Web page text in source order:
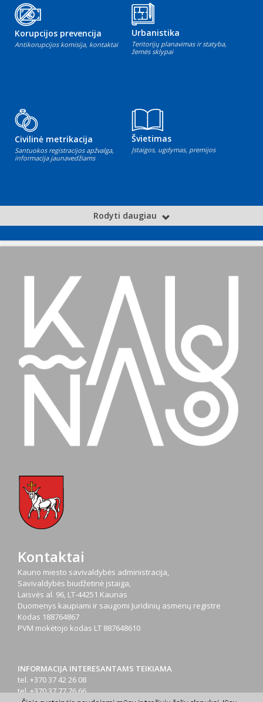
Korupcijos prevencija
Antikorupcijos komisija, kontaktai
Urbanistika
Teritorijų planavimas ir statyba,
žemės sklypai
Civilinė metrikacija
Santuokos registracijos apžvalga,
informacija jaunavedžiams
Švietimas
Įstaigos, ugdymas, premijos
Rodyti daugiau
Kontaktai
Kauno miesto savivaldybės administracija,
Savivaldybės biudžetinė įstaiga,
Laisvės al. 96, LT-44251 Kaunas
Duomenys kaupiami ir saugomi Juridinių asmenų registre
Kodas 188764867
PVM mokėtojo kodas LT 887648610
INFORMACIJA INTERESANTAMS TEIKIAMA
tel. +370 37 42 26 08
tel. +370 37 77 76 66